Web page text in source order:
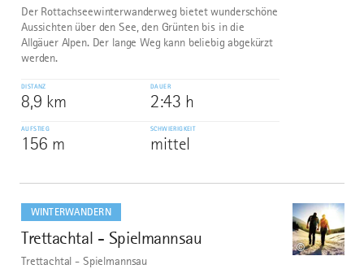
Der Rottachseewinterwanderweg bietet wunderschöne
Aussichten über den See, den Grünten bis in die
Allgäuer Alpen. Der lange Weg kann beliebig abgekürzt
werden.
DISTANZ
8,9 km
DAUER
2:43 h
AUFSTIEG
156 m
SCHWIERIGKEIT
mittel
WINTERWANDERN
9
Trettachtal - Spielmannsau
©
Trettachtal - Spielmannsau
dazu